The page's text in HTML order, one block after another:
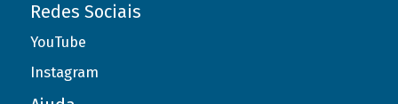
Redes Sociais
YouTube
Instagram